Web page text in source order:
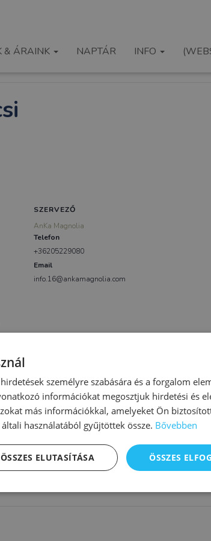
& ÁRAINK NAPTÁR INFO
SZERVEZŐ
AnKa Magnolia
Telefon
+36205229080
Email
info.16@ankamagnolia.com
személyre szabására és a forgalom
információkat megosztjuk hirdetési és
más információkkal, amelyeket Ön
használatából gyűjtöttek össze. Bővebben
ÖSSZES
ÖSSZES ELUTASÍTÁSA